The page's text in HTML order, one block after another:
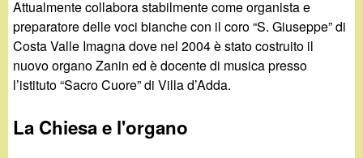
Attualmente collabora stabilmente come organista e
preparatore delle voci bianche con il coro “S. Giuseppe” di
Costa Valle Imagna dove nel 2004 è stato costruito il
nuovo organo Zanin ed è docente di musica presso
l’istituto “Sacro Cuore” di Villa d’Adda.
La Chiesa e l'organo